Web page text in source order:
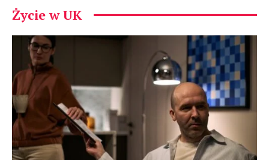
Życie w UK